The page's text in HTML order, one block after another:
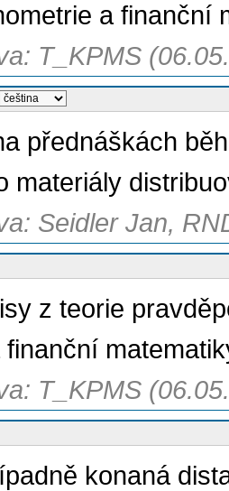
a finanční
T_KPMS
přednáškách
materiály
Seidler Jan,
z teorie
T_KPMS
konaná